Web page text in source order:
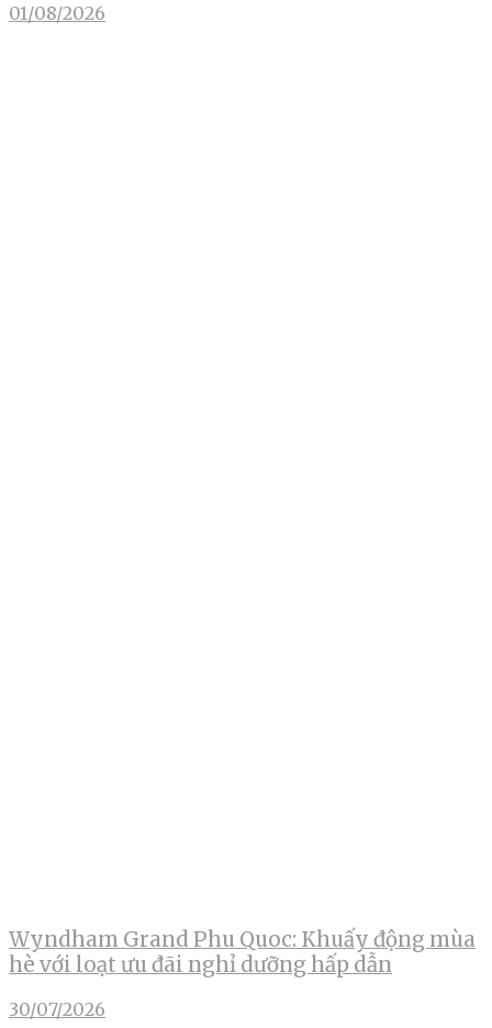
01/08/2026
Wyndham Grand Phu Quoc: Khuấy động mùa
hè với loạt ưu đãi nghỉ dưỡng hấp dẫn
30/07/2026